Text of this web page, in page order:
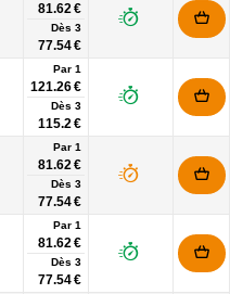
81.62 €
Dès 3
77.54 €
Par 1
121.26 €
Dès 3
115.2 €
Par 1
81.62 €
Dès 3
77.54 €
Par 1
81.62 €
Dès 3
77.54 €